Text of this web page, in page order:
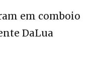
em comboio
DaLua